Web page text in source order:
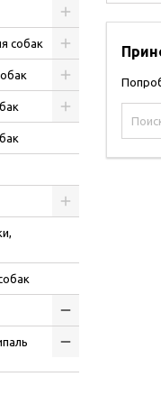
собак